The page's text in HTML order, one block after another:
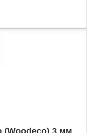
(Woodeco) 3 мм